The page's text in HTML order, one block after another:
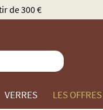
Caviste Champagne par
VERRES LES